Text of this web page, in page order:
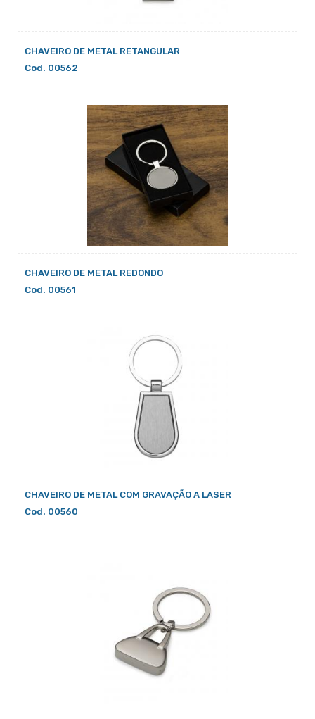
CHAVEIRO DE METAL RETANGULAR
Cod. 00562
CHAVEIRO DE METAL REDONDO
Cod. 00561
CHAVEIRO DE METAL COM GRAVAÇÃO A LASER
Cod. 00560